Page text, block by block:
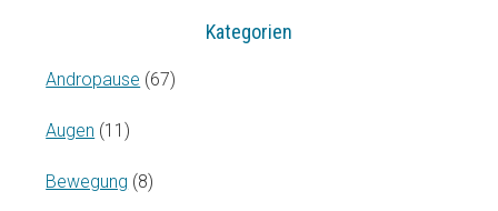
Kategorien
Andropause (67)
Augen (11)
Bewegung (8)